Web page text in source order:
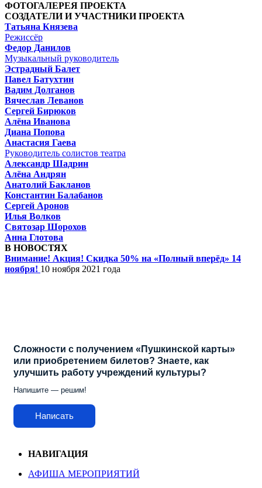
ФОТОГАЛЕРЕЯ ПРОЕКТА
СОЗДАТЕЛИ И УЧАСТНИКИ ПРОЕКТА
Татьяна Князева
Режиссёр
Федор Данилов
Музыкальный руководитель
Эстрадный Балет
Павел Батухтин
Вадим Долганов
Вячеслав Леванов
Сергей Бирюков
Алёна Иванова
Диана Попова
Анастасия Гаева
Руководитель солистов театра
Александр Шадрин
Алёна Андрян
Анатолий Бакланов
Константин Балабанов
Сергей Аронов
Илья Волков
Святозар Шорохов
Анна Глотова
В НОВОСТЯХ
Внимание! Акция! Скидка 50% на «Полный вперёд» 14
ноября! 10 ноября 2021 года
Сложности с получением «Пушкинской карты»
или приобретением билетов? Знаете, как
улучшить работу учреждений культуры?
Напишите — решим!
Написать
НАВИГАЦИЯ
АФИША МЕРОПРИЯТИЙ